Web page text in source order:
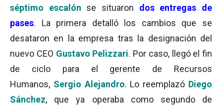
séptimo escalón se situaron dos entregas de
pases. La primera detalló los cambios que se
desataron en la empresa tras la designación del
nuevo CEO Gustavo Pelizzari. Por caso, llegó el fin
de ciclo para el gerente de Recursos
Humanos, Sergio Alejandro. Lo reemplazó Diego
Sánchez, que ya operaba como segundo de